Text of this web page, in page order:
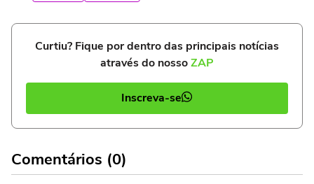
Curtiu? Fique por dentro das principais notícias
através do nossoZAP
Inscreva-se
Comentários (0)